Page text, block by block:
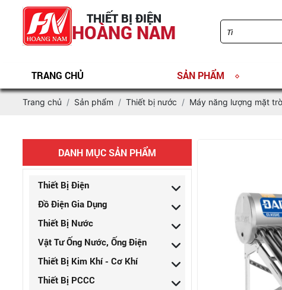
THIẾT BỊ ĐIỆN
HOÀNG NAM
TRANG CHỦ SẢN PHẨM
Trang chủ Sản phẩm Thiết bị nước Máy năng lượng mặt
DANH MỤC SẢN PHẨM
Thiết Bị Điện
Đồ Điện Gia Dụng
Thiết Bị Nước
Vật Tư Ống Nước, Ống Điện
Thiết Bị Kim Khí - Cơ Khí
Thiết Bị PCCC